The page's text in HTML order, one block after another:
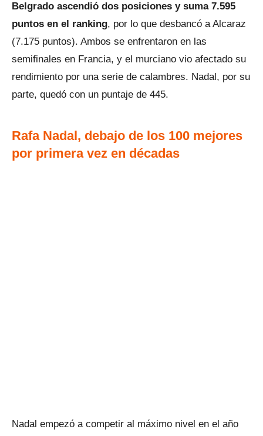
Belgrado ascendió dos posiciones y suma 7.595
puntos en el ranking, por lo que desbancó a Alcaraz
(7.175 puntos). Ambos se enfrentaron en las
semifinales en Francia, y el murciano vio afectado su
rendimiento por una serie de calambres. Nadal, por su
parte, quedó con un puntaje de 445.
Rafa Nadal, debajo de los 100 mejores
por primera vez en décadas
Nadal empezó a competir al máximo nivel en el año